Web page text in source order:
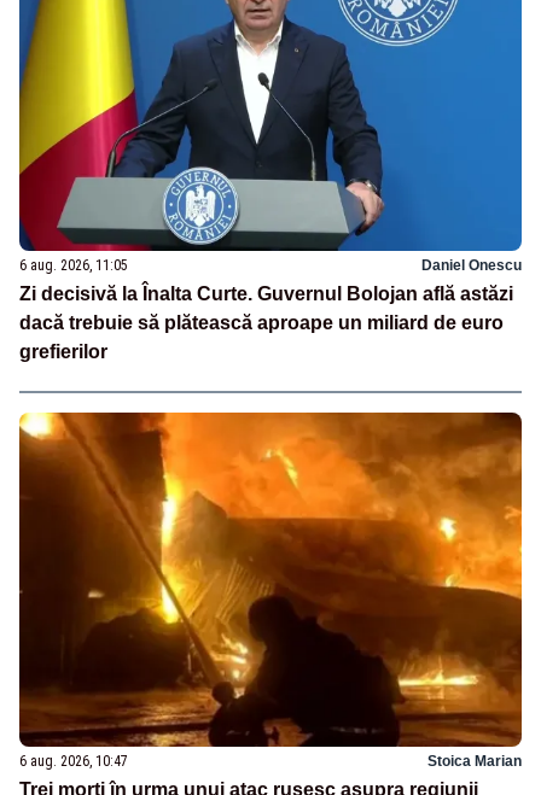
6 aug. 2026, 11:05 Daniel Onescu
Zi decisivă la Înalta Curte. Guvernul Bolojan află astăzi
dacă trebuie să plătească aproape un miliard de euro
grefierilor
6 aug. 2026, 10:47 Stoica Marian
Trei morți în urma unui atac rusesc asupra regiunii